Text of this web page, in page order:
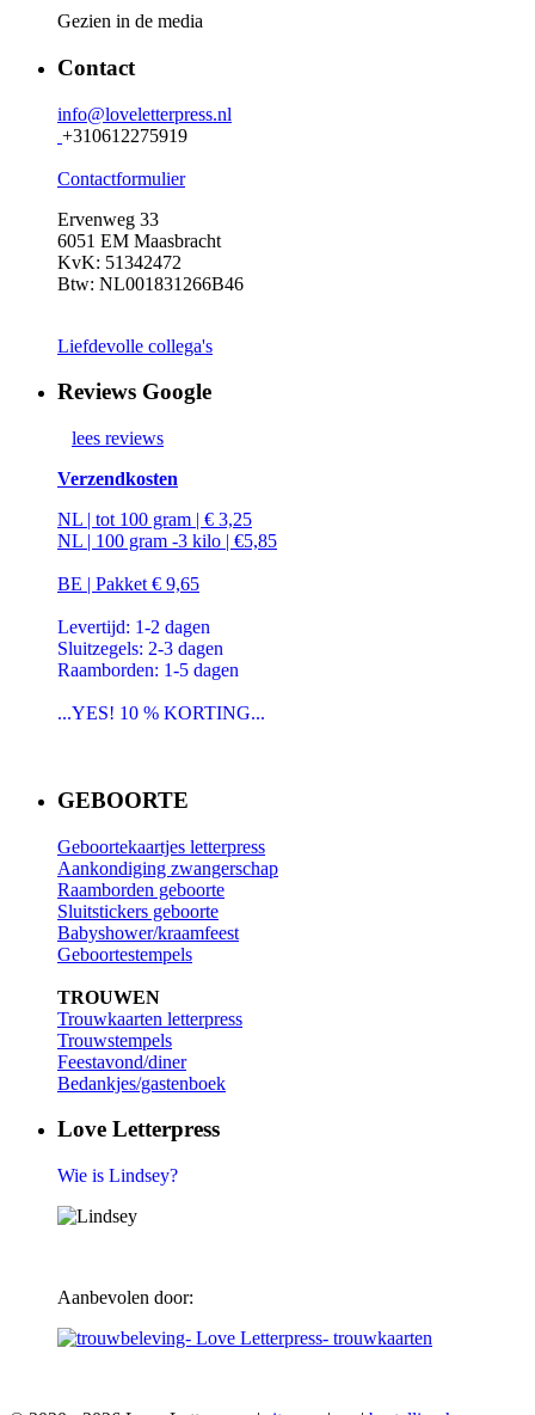
Gezien in de media
Contact
info@loveletterpress.nl
+310612275919
Contactformulier
Ervenweg 33
6051 EM Maasbracht
KvK: 51342472
Btw: NL001831266B46
Liefdevolle collega's
Reviews Google
lees reviews
Verzendkosten
NL | tot 100 gram | € 3,25
NL | 100 gram -3 kilo | €5,85
BE | Pakket € 9,65
Levertijd: 1-2 dagen
Sluitzegels: 2-3 dagen
Raamborden: 1-5 dagen
...YES! 10 % KORTING...
GEBOORTE
Geboortekaartjes letterpress
Aankondiging zwangerschap
Raamborden geboorte
Sluitstickers geboorte
Babyshower/kraamfeest
Geboortestempels
TROUWEN
Trouwkaarten letterpress
Trouwstempels
Feestavond/diner
Bedankjes/gastenboek
Love Letterpress
Wie is Lindsey?
Aanbevolen door: